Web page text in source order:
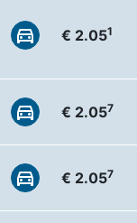
€ 2.051
€ 2.057
€ 2.057